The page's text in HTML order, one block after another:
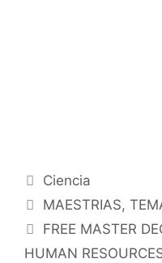
Categorías
Ciencia
Etiquetas
MAESTRIAS,
FREE MASTER
HUMAN